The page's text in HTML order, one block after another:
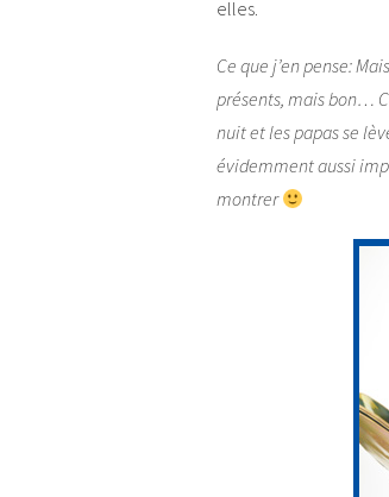
elles.
Ce que j’en pense:
présents, mais bon…
nuit et les papas se
évidemment aussi
montrer